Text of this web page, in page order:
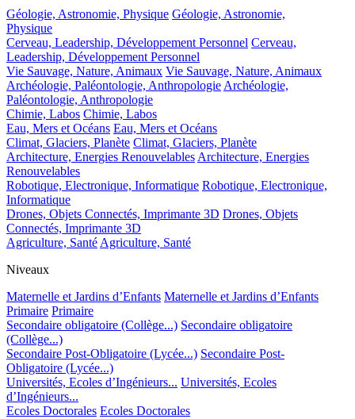
Géologie, Astronomie, Physique Géologie, Astronomie,
Physique
Cerveau, Leadership, Développement Personnel Cerveau,
Leadership, Développement Personnel
Vie Sauvage, Nature, Animaux Vie Sauvage, Nature, Animaux
Archéologie, Paléontologie, AnthropologieArchéologie,
Paléontologie, Anthropologie
Chimie, Labos Chimie, Labos
Eau, Mers et Océans Eau, Mers et Océans
Climat, Glaciers, Planète Climat, Glaciers, Planète
Architecture, Energies RenouvelablesArchitecture, Energies
Renouvelables
Robotique, Electronique, Informatique Robotique, Electronique,
Informatique
Drones, Objets Connectés, Imprimante 3D Drones, Objets
Connectés, Imprimante 3D
Agriculture, SantéAgriculture, Santé
Niveaux
Maternelle et Jardins d’Enfants Maternelle et Jardins d’Enfants
Primaire Primaire
Secondaire obligatoire (Collège...) Secondaire obligatoire
(Collège...)
Secondaire Post-Obligatoire (Lycée...) Secondaire Post-
Obligatoire (Lycée...)
Universités, Ecoles d’Ingénieurs... Universités, Ecoles
d’Ingénieurs...
Ecoles Doctorales Ecoles Doctorales